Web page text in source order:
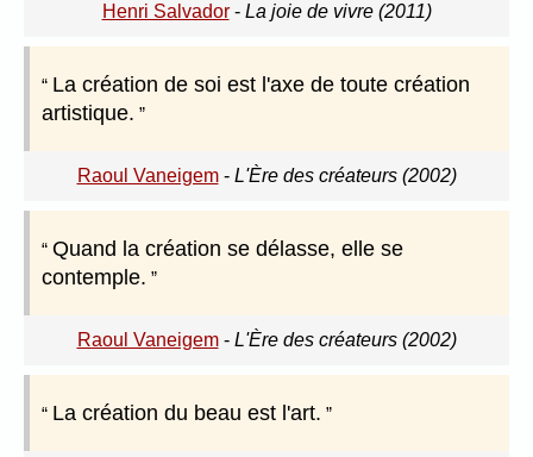
Henri Salvador- La joie de vivre (2011)
La création de soi est l'axe de toute création
artistique.
Raoul Vaneigem- L'Ère des créateurs (2002)
Quand la création se délasse, elle se
contemple.
Raoul Vaneigem- L'Ère des créateurs (2002)
La création du beau est l'art.